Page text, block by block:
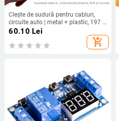
Clește de sudură pentru cabluri,
circuite auto | metal + plastic, 197 g,
There Shun
60.10 Lei
add_shopping_cart